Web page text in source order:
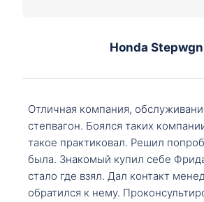
Honda Stepwgn
Отличная компания,
степвагон. Боялся таких
такое практиковал. Решил
была. Знакомый купил себе
стало где взял. Дал контакт
обратился к нему.